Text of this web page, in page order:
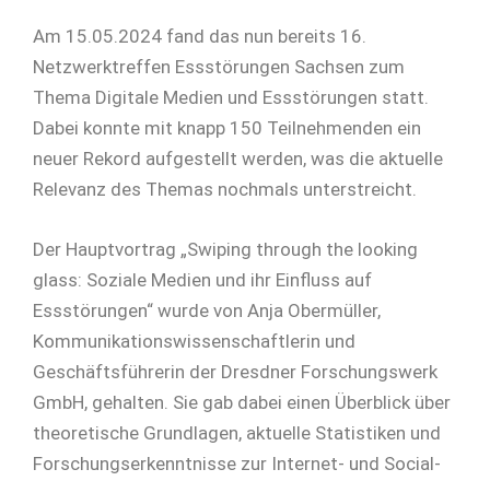
Am 15.05.2024 fand das nun bereits 16.
Netzwerktreffen Essstörungen Sachsen zum
Thema Digitale Medien und Essstörungen statt.
Dabei konnte mit knapp 150 Teilnehmenden ein
neuer Rekord aufgestellt werden, was die aktuelle
Relevanz des Themas nochmals unterstreicht.
Der Hauptvortrag „Swiping through the looking
glass: Soziale Medien und ihr Einfluss auf
Essstörungen“ wurde von Anja Obermüller,
Kommunikationswissenschaftlerin und
Geschäftsführerin der Dresdner Forschungswerk
GmbH, gehalten. Sie gab dabei einen Überblick über
theoretische Grundlagen, aktuelle Statistiken und
Forschungserkenntnisse zur Internet- und Social-